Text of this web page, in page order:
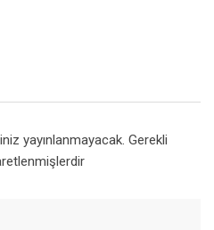
yayınlanmayacak. Gerekli